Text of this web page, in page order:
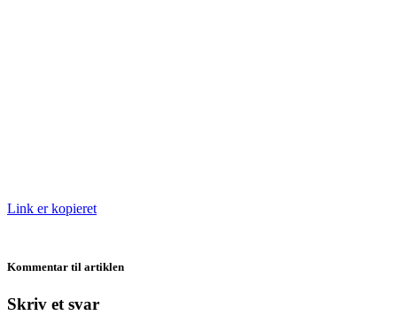
Link er kopieret
Kommentar til artiklen
Skriv et svar